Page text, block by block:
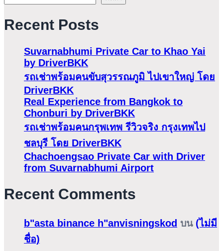
Recent Posts
Suvarnabhumi Private Car to Khao Yai
by DriverBKK
รถเช่าพร้อมคนขับสุวรรณภูมิ ไปเขาใหญ่ โดย
DriverBKK
Real Experience from Bangkok to
Chonburi by DriverBKK
รถเช่าพร้อมคนกรุพเทพ รีวิวจริง กรุงเทพไป
ชลบุรี โดย DriverBKK
Chachoengsao Private Car with Driver
from Suvarnabhumi Airport
Recent Comments
b"asta binance h"anvisningskod บน (ไม่มี
ชื่อ)